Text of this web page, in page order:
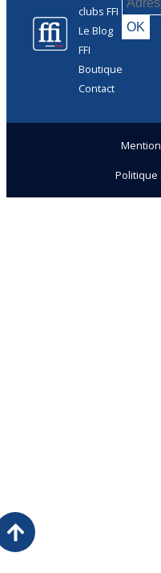
clubs FFI
Le Blog
FFI
Boutique
Contact
Politique